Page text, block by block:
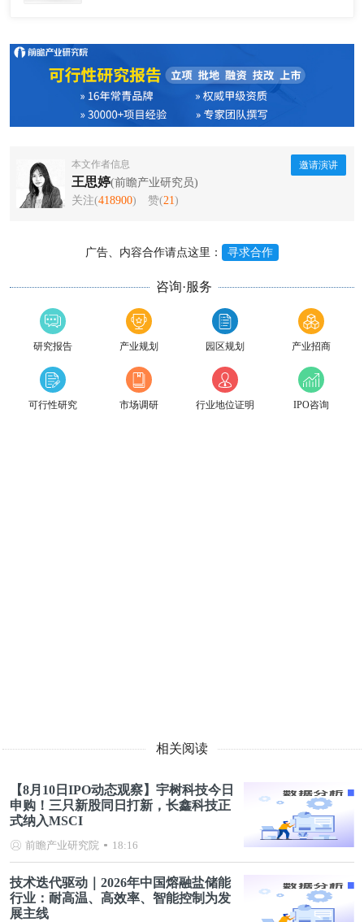
本文作者信息
王思婷(前瞻产业研究员)
关注(418900) 赞(21 )
邀请演讲
广告、内容合作请点这里： 寻求合作
咨询·服务
研究报告 产业规划 园区规划 产业招商
可行性研究 市场调研 行业地位证明 IPO咨询
相关阅读
【8月10日IPO动态观察】宇树科技今日
申购！三只新股同日打新，长鑫科技正
式纳入MSCI
前瞻产业研究院 18:16
技术迭代驱动｜2026年中国熔融盐储能
行业：耐高温、高效率、智能控制为发
展主线